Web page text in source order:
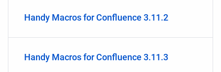
Handy Macros for Confluence 3.11.2
Handy Macros for Confluence 3.11.3